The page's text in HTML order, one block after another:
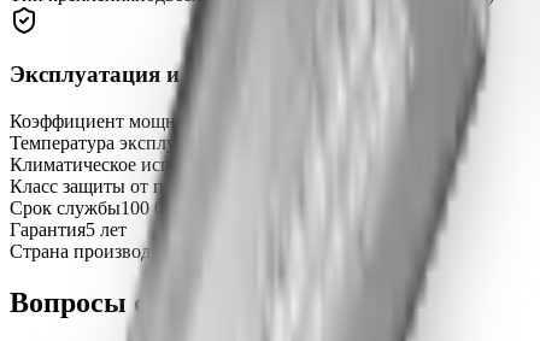
Эксплуатация и надёжность
Коэффициент мощности (Pf)
Температура эксплуатации
Климатическое исполнение
Класс защиты от поражения током
Срок службы100 000 часов
Гарантия5 лет
Страна производства
Вопросы о категории